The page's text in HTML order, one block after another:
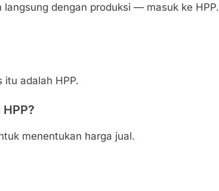
dengan produksi — masuk ke HPP.
itu adalah HPP.
menentukan harga jual.